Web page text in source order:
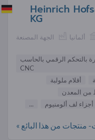
Heinrich
KG
الجهة المصنعة ألمانيا
بالتحكم الرقمي بالحاسب
CNC
أقلام ملولبة
من المعدن
أجزاء لف ألومنيوم ...
منتجات من هذا البائع »